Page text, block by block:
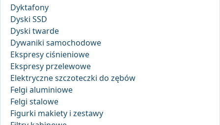
Dyktafony
Dyski SSD
Dyski twarde
Dywaniki samochodowe
Ekspresy ciśnieniowe
Ekspresy przelewowe
Elektryczne szczoteczki do zębów
Felgi aluminiowe
Felgi stalowe
Figurki makiety i zestawy